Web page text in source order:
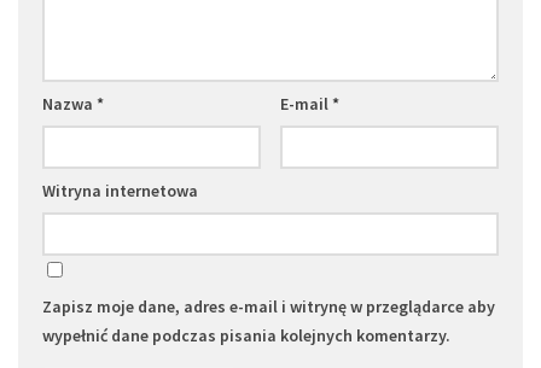
Nazwa * E-mail*
Witryna internetowa
Zapisz moje dane, adres e-mail i witrynę w przeglądarce aby
wypełnić dane podczas pisania kolejnych komentarzy.